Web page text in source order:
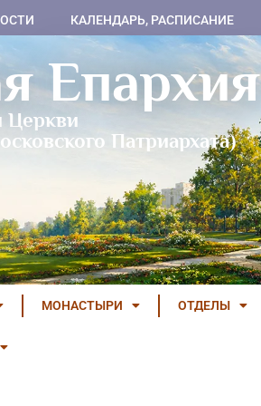
КАЛЕНДАРЬ, РАСПИСАНИЕ
Епархия
Церкви
Патриархата)
МОНАСТЫРИ ОТДЕЛЫ